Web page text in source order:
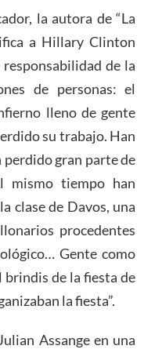
la autora de “La
a Hillary Clinton
de la
de personas: el
lleno de gente
su trabajo. Han
perdido gran parte de
mismo tiempo han
clase de Davos, una
procedentes
Gente como
de la fiesta de
la fiesta”.
Assange en una